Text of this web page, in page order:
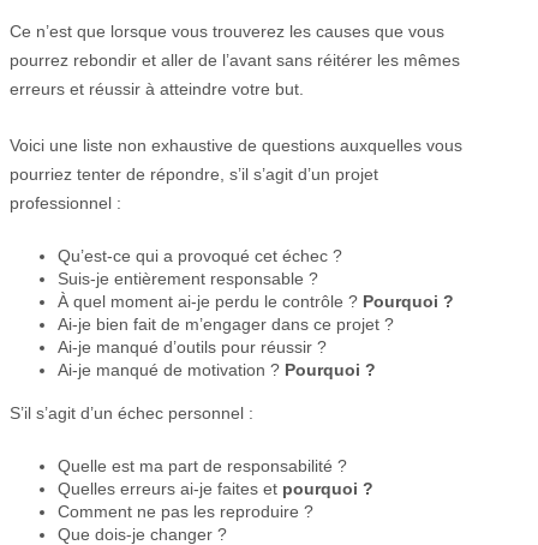
Ce n’est que lorsque vous trouverez les causes que vous
pourrez rebondir et aller de l’avant sans réitérer les mêmes
erreurs et réussir à atteindre votre but.
Voici une liste non exhaustive de questions auxquelles vous
pourriez tenter de répondre, s’il s’agit d’un projet
professionnel :
Qu’est-ce qui a provoqué cet échec ?
Suis-je entièrement responsable ?
À quel moment ai-je perdu le contrôle ? Pourquoi ?
Ai-je bien fait de m’engager dans ce projet ?
Ai-je manqué d’outils pour réussir ?
Ai-je manqué de motivation ? Pourquoi ?
S’il s’agit d’un échec personnel :
Quelle est ma part de responsabilité ?
Quelles erreurs ai-je faites et pourquoi ?
Comment ne pas les reproduire ?
Que dois-je changer ?